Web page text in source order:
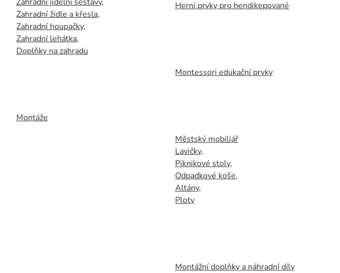
Zahradní židle a křesla,
Zahradní houpačky,
Zahradní lehátka,
Doplňky na zahradu
Montáže
Herní prvky pro hendikepované
Montessori edukační prvky
Městský mobiliář
Lavičky,
Piknikové stoly,
Odpadkové koše,
Altány,
Ploty
Montážní doplňky a náhradní díly